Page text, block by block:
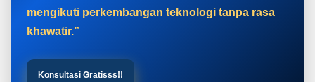
mengikuti perkembangan teknologi tanpa rasa
khawatir.”
Konsultasi Gratisss!!